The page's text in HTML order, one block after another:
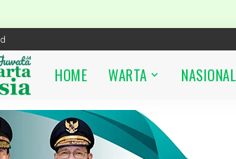
HOME WARTA NASIONAL